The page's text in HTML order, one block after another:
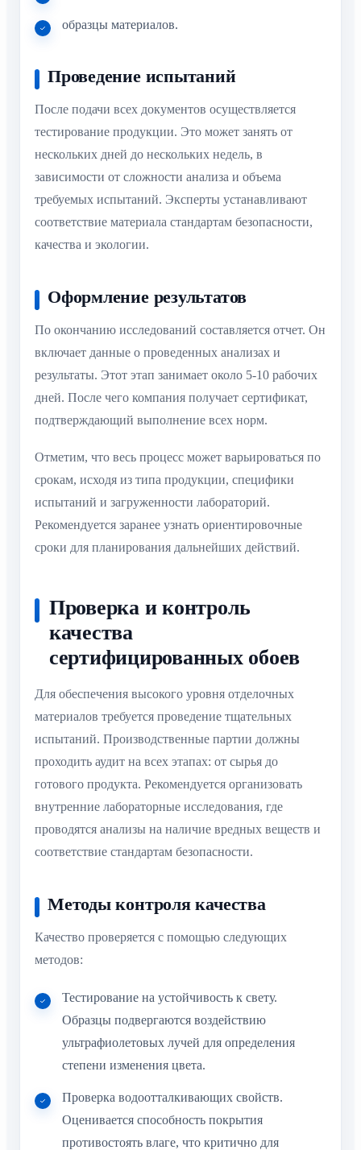
образцы материалов.
Проведение испытаний
После подачи всех документов осуществляется
тестирование продукции. Это может занять от
нескольких дней до нескольких недель, в
зависимости от сложности анализа и объема
требуемых испытаний. Эксперты устанавливают
соответствие материала стандартам безопасности,
качества и экологии.
Оформление результатов
По окончанию исследований составляется отчет. Он
включает данные о проведенных анализах и
результаты. Этот этап занимает около 5-10 рабочих
дней. После чего компания получает сертификат,
подтверждающий выполнение всех норм.
Отметим, что весь процесс может варьироваться по
срокам, исходя из типа продукции, специфики
испытаний и загруженности лабораторий.
Рекомендуется заранее узнать ориентировочные
сроки для планирования дальнейших действий.
Проверка и контроль
качества
сертифицированных обоев
Для обеспечения высокого уровня отделочных
материалов требуется проведение тщательных
испытаний. Производственные партии должны
проходить аудит на всех этапах: от сырья до
готового продукта. Рекомендуется организовать
внутренние лабораторные исследования, где
проводятся анализы на наличие вредных веществ и
соответствие стандартам безопасности.
Методы контроля качества
Качество проверяется с помощью следующих
методов:
Тестирование на устойчивость к свету.
Образцы подвергаются воздействию
ультрафиолетовых лучей для определения
степени изменения цвета.
Проверка водоотталкивающих свойств.
Оценивается способность покрытия
противостоять влаге, что критично для